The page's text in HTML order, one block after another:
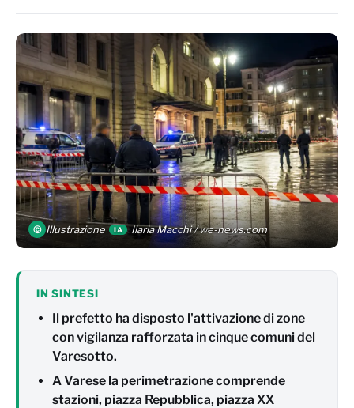
© Illustrazione IA Ilaria Macchi / we-news.com
IN SINTESI
Il prefetto ha disposto l'attivazione di zone
con vigilanza rafforzata in cinque comuni del
Varesotto.
A Varese la perimetrazione comprende
stazioni, piazza Repubblica, piazza XX